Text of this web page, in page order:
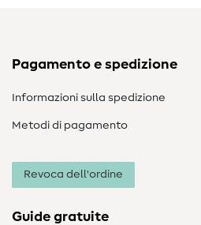
Pagamento e spedizione
Informazioni sulla spedizione
Metodi di pagamento
Revoca dell'ordine
Guide gratuite